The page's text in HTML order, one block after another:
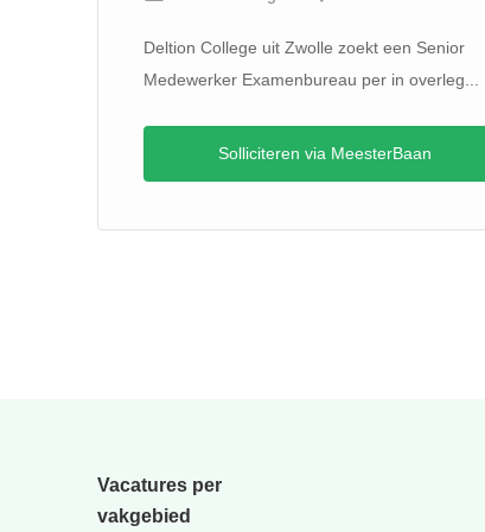
Deltion College uit Zwolle zoekt een Senior
Medewerker Examenbureau per in overleg...
Solliciteren via MeesterBaan
Vacatures per
vakgebied